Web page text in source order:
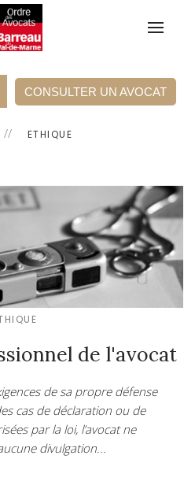
CONSULTER UN AVOCAT
ETHIQUE
de l'avocat
de sa propre défense
cas de déclaration ou de
par la loi, l’avocat ne
divulgation...